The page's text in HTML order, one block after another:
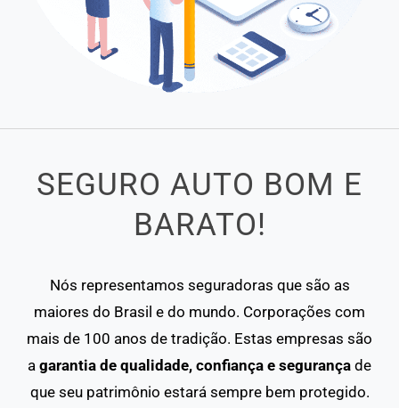
SEGURO AUTO BOM E
BARATO!
Nós representamos seguradoras que são as
maiores do Brasil e do mundo. Corporações com
mais de 100 anos de tradição. Estas empresas são
a garantia de qualidade, confiança e segurança de
que seu patrimônio estará sempre bem protegido.